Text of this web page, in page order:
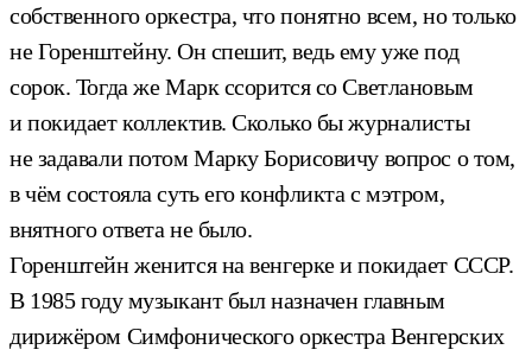
собственного оркестра, что понятно всем, но только
не Горенштейну. Он спешит, ведь ему уже под
сорок. Тогда же Марк ссорится со Светлановым
и покидает коллектив. Сколько бы журналисты
не задавали потом Марку Борисовичу вопрос о том,
в чём состояла суть его конфликта с мэтром,
внятного ответа не было.
Горенштейн женится на венгерке и покидает СССР.
В 1985 году музыкант был назначен главным
дирижёром Симфонического оркестра Венгерских